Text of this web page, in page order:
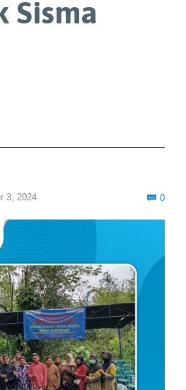
Sisma
3, 2024  0